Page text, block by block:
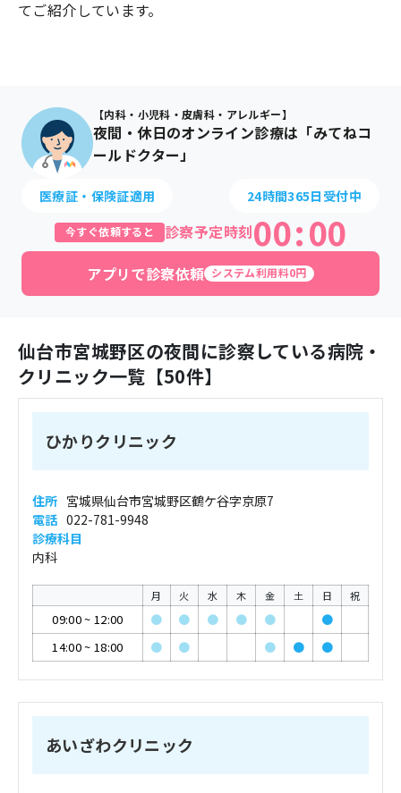
てご紹介しています。
【内科・小児科・皮膚科・アレルギー】
夜間・休日のオンライン診療は「みてねコ
ールドクター」
医療証・保険証適用 24時間365日受付中
今すぐ依頼すると 診察予定時刻00:00
アプリで診察依頼 システム利用料0円
仙台市宮城野区の夜間に診察している病院・
クリニック一覧【50件】
ひかりクリニック
住所 宮城県仙台市宮城野区鶴ケ谷字京原7
電話 022-781-9948
診療科目
内科
月 火 水 木 金 土 日 祝
09:00~ 12:00 ● ● ● ● ●
●
14:00~ 18:00 ● ● ● ● ●
あいざわクリニック